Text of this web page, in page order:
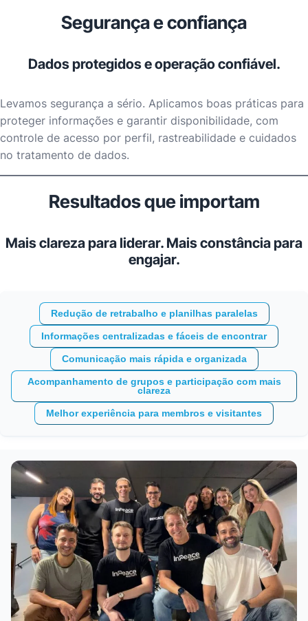
Segurança e confiança
Dados protegidos e operação confiável.
Levamos segurança a sério. Aplicamos boas práticas para
proteger informações e garantir disponibilidade, com
controle de acesso por perfil, rastreabilidade e cuidados
no tratamento de dados.
Resultados que importam
Mais clareza para liderar. Mais constância para
engajar.
Redução de retrabalho e planilhas paralelas
Informações centralizadas e fáceis de encontrar
Comunicação mais rápida e organizada
Acompanhamento de grupos e participação com mais
clareza
Melhor experiência para membros e visitantes